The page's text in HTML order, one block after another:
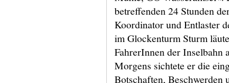
betreffenden 24 Stunden
Koordinator und Entlaster
im Glockenturm Sturm
FahrerInnen der Inselbahn
Morgens sichtete er die
Botschaften, Beschwerden